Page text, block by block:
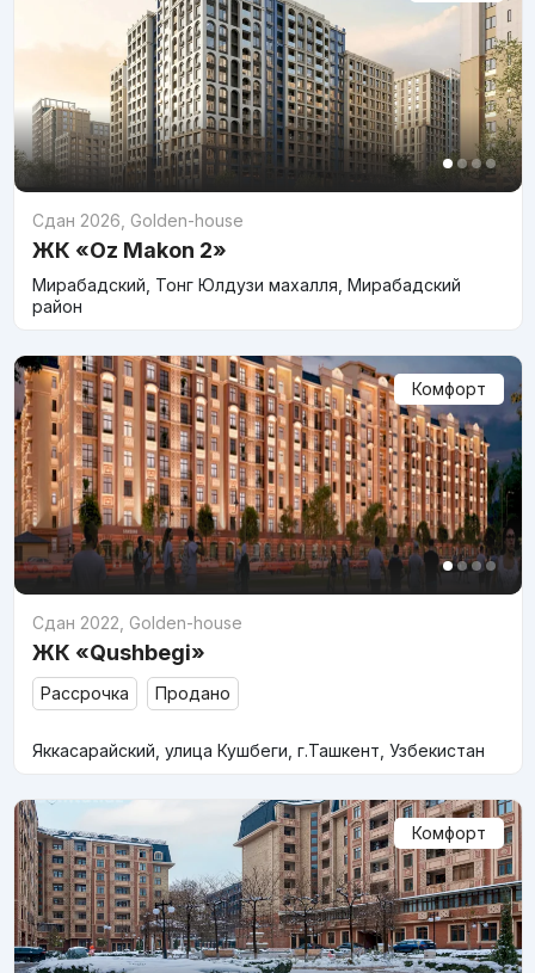
Сдан 2026 Golden-house
ЖК «Oz Makon 2»
Мирабадский, Тонг Юлдузи махалля, Мирабадский
район
Комфорт
Сдан 2022 Golden-house
ЖК «Qushbegi»
Рассрочка Продано
Яккасарайский, улица Кушбеги, г.Ташкент, Узбекистан
Комфорт